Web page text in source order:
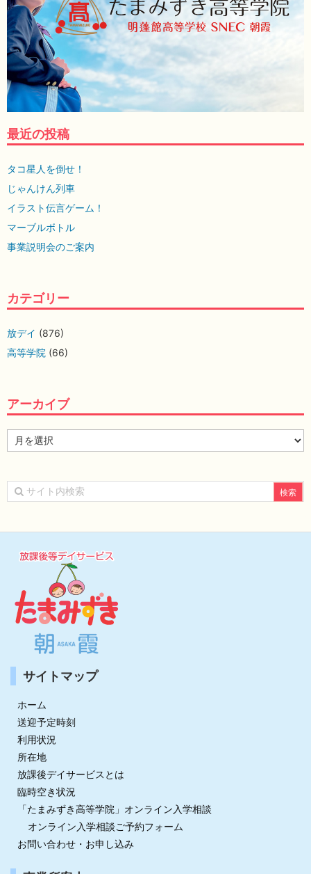
最近の投稿
タコ星人を倒せ！
じゃんけん列車
イラスト伝言ゲーム！
マーブルボトル
事業説明会のご案内
カテゴリー
放デイ (876)
高等学院 (66)
アーカイブ
ー
イ
ブ
サイトマップ
ホーム
送迎予定時刻
利用状況
所在地
放課後デイサービスとは
臨時空き状況
「たまみずき高等学院」オンライン入学相談
オンライン入学相談ご予約フォーム
お問い合わせ・お申し込み